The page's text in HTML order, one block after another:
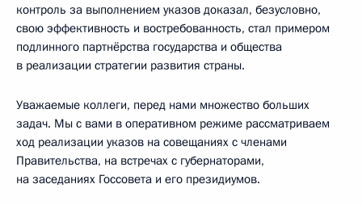
контроль за выполнением указов доказал, безусловно,
свою эффективность и востребованность, стал примером
подлинного партнёрства государства и общества
в реализации стратегии развития страны.
Уважаемые коллеги, перед нами множество больших
задач. Мы с вами в оперативном режиме рассматриваем
ход реализации указов на совещаниях с членами
Правительства, на встречах с губернаторами,
на заседаниях Госсовета и его президиумов.